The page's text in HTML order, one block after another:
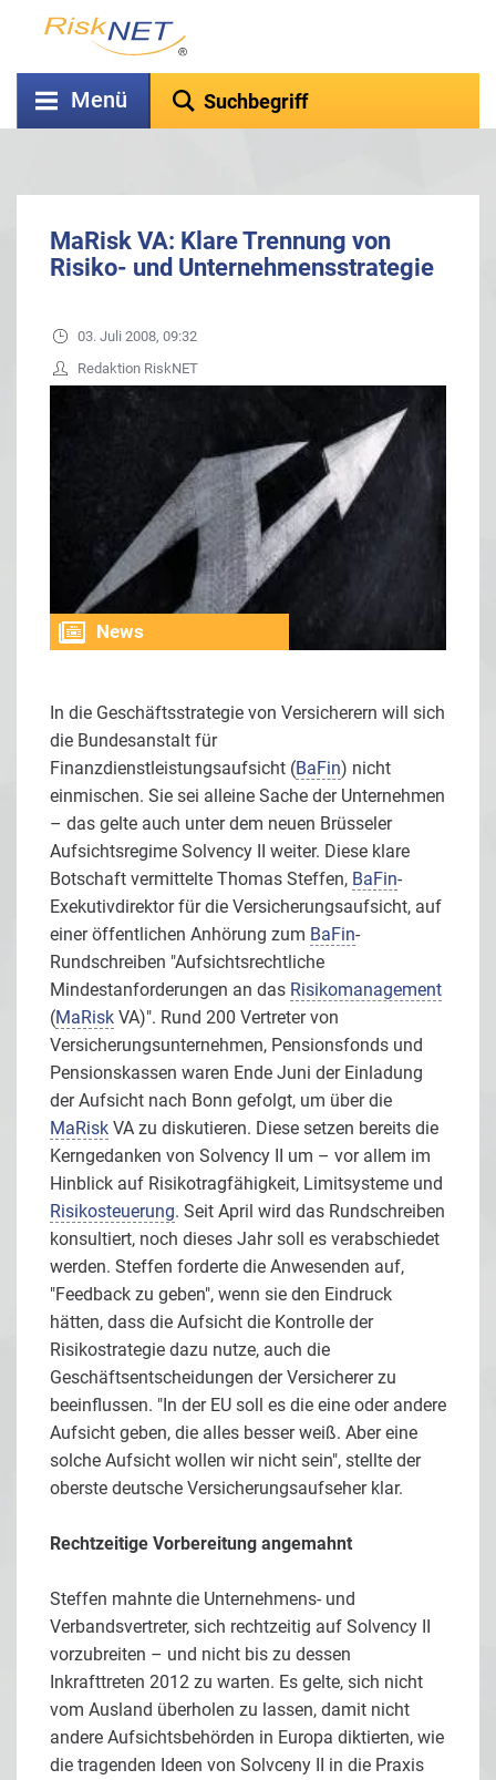
Menü
MaRisk VA: Klare Trennung von
Risiko- und Unternehmensstrategie
03. Juli 2008, 09:32
Redaktion RiskNET
News
In die Geschäftsstrategie von Versicherern will sich
die Bundesanstalt für
Finanzdienstleistungsaufsicht (BaFin) nicht
einmischen. Sie sei alleine Sache der Unternehmen
– das gelte auch unter dem neuen Brüsseler
Aufsichtsregime Solvency II weiter. Diese klare
Botschaft vermittelte Thomas Steffen, BaFin-
Exekutivdirektor für die Versicherungsaufsicht, auf
einer öffentlichen Anhörung zum BaFin-
Rundschreiben "Aufsichtsrechtliche
Mindestanforderungen an das Risikomanagement
(MaRisk VA)". Rund 200 Vertreter von
Versicherungsunternehmen, Pensionsfonds und
Pensionskassen waren Ende Juni der Einladung
der Aufsicht nach Bonn gefolgt, um über die
MaRisk VA zu diskutieren. Diese setzen bereits die
Kerngedanken von Solvency II um – vor allem im
Hinblick auf Risikotragfähigkeit, Limitsysteme und
Risikosteuerung. Seit April wird das Rundschreiben
konsultiert, noch dieses Jahr soll es verabschiedet
werden. Steffen forderte die Anwesenden auf,
"Feedback zu geben", wenn sie den Eindruck
hätten, dass die Aufsicht die Kontrolle der
Risikostrategie dazu nutze, auch die
Geschäftsentscheidungen der Versicherer zu
beeinflussen. "In der EU soll es die eine oder andere
Aufsicht geben, die alles besser weiß. Aber eine
solche Aufsicht wollen wir nicht sein", stellte der
oberste deutsche Versicherungsaufseher klar.
Rechtzeitige Vorbereitung angemahnt
Steffen mahnte die Unternehmens- und
Verbandsvertreter, sich rechtzeitig auf Solvency II
vorzubreiten – und nicht bis zu dessen
Inkrafttreten 2012 zu warten. Es gelte, sich nicht
vom Ausland überholen zu lassen, damit nicht
andere Aufsichtsbehörden in Europa diktierten, wie
die tragenden Ideen von Solvceny II in die Praxis